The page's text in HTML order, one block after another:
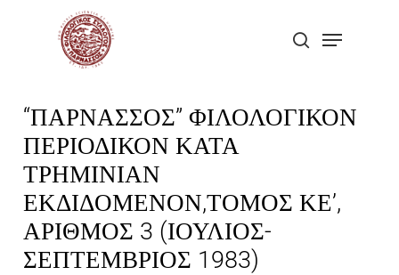
search
Menu
“ΠΑΡΝΑΣΣΟΣ” ΦΙΛΟΛΟΓΙΚΟΝ
ΠΕΡΙΟΔΙΚΟΝ ΚΑΤΑ
ΤΡΗΜΙΝΙΑΝ
ΕΚΔΙΔΟΜΕΝΟΝ,ΤΟΜΟΣ ΚΕ’,
ΑΡΙΘΜΟΣ 3 (ΙΟΥΛΙΟΣ-
ΣΕΠΤΕΜΒΡΙΟΣ 1983)